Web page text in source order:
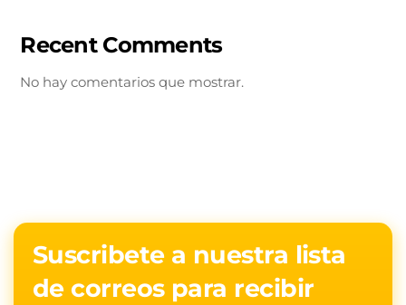
Recent Comments
No hay comentarios que mostrar.
Suscribete a nuestra lista
de correos para recibir